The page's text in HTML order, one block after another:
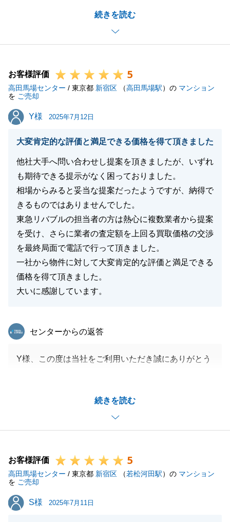
続きを読む
き、またお役にたてたこと大変光栄でございます。
契約後お引渡まで時間を要するお取引でしたが、いつ
も快く対応していただいて大変感謝しております。
できました。
お困りのことがございましたら、お気軽にご連絡いた
だければと存じます。
今後ともよろしくお願いいたします。
閉じる
お客様評価 5
高田馬場センター / 東京都 新宿区 （高田馬場駅）の マンション
を ご売却
Y様
Y様 2025年7月12日
大変肯定的な評価と満足できる価格を得て頂きました
他社大手へ問い合わせし提案を頂きましたが、いずれ
も期待できる提示がなく困っておりました。
相場からみると妥当な提案だったようですが、納得で
きるものではありませんでした。
東急リバブルの担当者の方は熱心に複数業者から提案
を受け、さらに業者の査定額を上回る買取価格の交渉
を最終局面で電話で行って頂きました。
一社から物件に対して大変肯定的な評価と満足できる
価格を得て頂きました。
大いに感謝しています。
続きを読む
東急リバブル
センターからの返答
Y様、この度は当社をご利用いただき誠にありがとう
今回はお住替えでございましたが、Y様のご協力があ
ったからこそ大変スムーズにお取引を進めることがで
きました。
また何かご用命がございましたら、ぜひお気軽にお声
掛けください。
お客様評価 5
高田馬場センター / 東京都 新宿区 （若松河田駅）の マンション
を ご売却
S様
S様 2025年7月11日